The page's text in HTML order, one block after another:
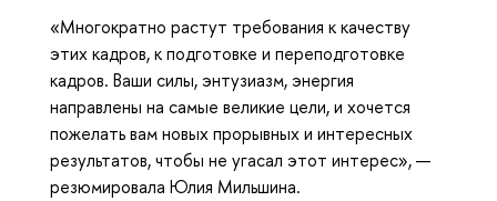
«Многократно растут требования к качеству
этих кадров, к подготовке и переподготовке
кадров. Ваши силы, энтузиазм, энергия
направлены на самые великие цели, и хочется
пожелать вам новых прорывных и интересных
результатов, чтобы не угасал этот интерес», —
резюмировала Юлия Мильшина.